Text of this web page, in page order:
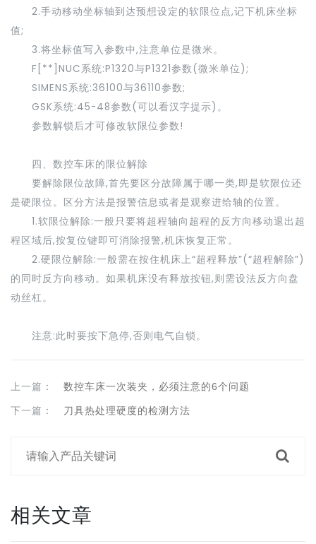
2.手动移动坐标轴到达预想设定的软限位点,记下机床坐标
值;
3.将坐标值写入参数中,注意单位是微米。
F[**]NUC系统:P1320与P1321参数(微米单位);
SIMENS系统:36100与36110参数;
GSK系统:45-48参数(可以看汉字提示)。
参数解锁后才可修改软限位参数!
四、数控车床的限位解除
要解除限位故障,首先要区分故障属于哪一类,即是软限位还
是硬限位。区分方法是报警信息或者是观察进给轴的位置。
1.软限位解除:一般只要将超程轴向超程的反方向移动退出超
程区域后,按复位键即可消除报警,机床恢复正常。
2.硬限位解除:一般需在按住机床上“超程释放”(“超程解除”)
的同时反方向移动。如果机床没有释放按钮,则需设法反方向盘
动丝杠。
注意:此时要按下急停,否则电气自锁。
上一篇： 数控车床一次装夹，必须注意的6个问题
下一篇： 刀具热处理硬度的检测方法
相关文章